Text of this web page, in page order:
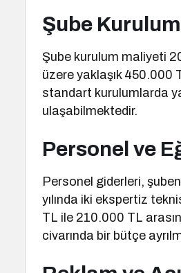
Şube
Şube kurulum maliyeti
üzere yaklaşık 450.000
standart kurulumlarda
ulaşabilmektedir.
Personel ve
Personel giderleri,
yılında iki ekspertiz
TL ile 210.000 TL
civarında bir bütçe